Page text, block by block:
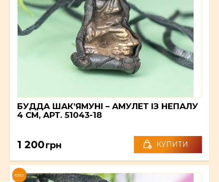
БУДДА ШАК’ЯМУНІ – АМУЛЕТ ІЗ НЕПАЛУ
4 СМ, АРТ. 51043-18
1 200грн КУПИТИ
NEW